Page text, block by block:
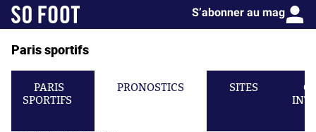
S’abonner au mag
Paris sportifs
PARIS
SPORTIFS
PRONOSTICS SITES